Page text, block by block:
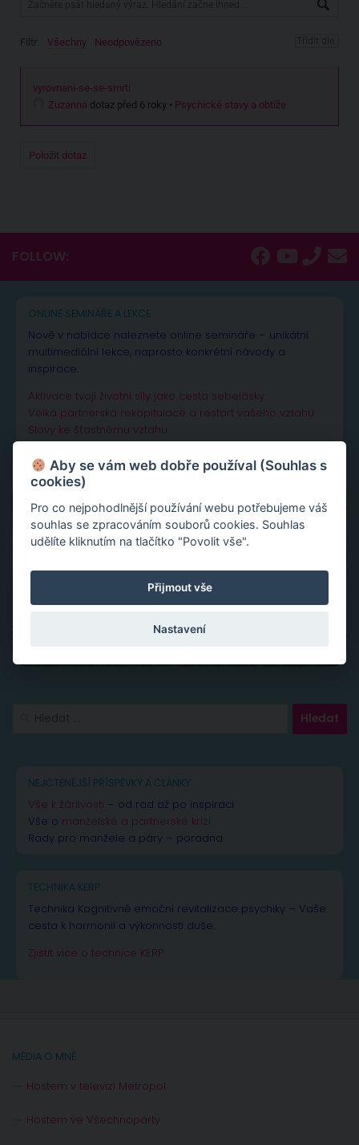
Filtr: Všechny Neodpovězeno
vyrovnani-se-se-smrti
Zuzanna dotaz před 6 roky • Psychické stavy a obtíže
Položit dotaz
FOLLOW:
ONLINE SEMINÁŘE A LEKCE
Nově v nabídce naleznete online semináře – unikátní
multimediální lekce, naprosto konkrétní návody a
inspirace.
Aktivace tvojí životní síly jako cesta sebelásky
Velká partnerská rekapitulace a restart vašeho vztahu
Slovy ke šťastnému vztahu
NEJČTENĚJŠÍ PŘÍSPĚVKY A ČLÁNKY
Vše k žárlivosti – od rad až po inspiraci
Vše o manželské a partnerské krizi
Rady pro manžele a páry – poradna
TECHNIKA KERP
Technika Kognitivně emoční revitalizace psychiky – Vaše
cesta k harmonii a výkonnosti duše.
Zjistit více o technice KERP
MÉDIA O MNĚ
Hostem v televizi Metropol
Hostem ve Všechnopárty
Aby se vám web dobře používal (Souhlas s
cookies)
Pro co nejpohodlnější používání webu potřebujeme váš
souhlas se zpracováním souborů cookies. Souhlas
udělíte kliknutím na tlačítko "Povolit vše".
Přijmout vše
Nastavení